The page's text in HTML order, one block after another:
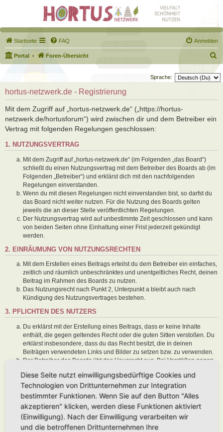
Startseite FAQ Anmelden
Portal Foren-Übersicht
u
c
Sprache:
hortus-netzwerk.de - Registrierung
Mit dem Zugriff auf „hortus-netzwerk.de“ („https://hortus-
netzwerk.de/hortusforum“) wird zwischen dir und dem Betreiber ein
Vertrag mit folgenden Regelungen geschlossen:
1. NUTZUNGSVERTRAG
Mit dem Zugriff auf „hortus-netzwerk.de“ (im Folgenden „das Board“)
schließt du einen Nutzungsvertrag mit dem Betreiber des Boards ab (im
Folgenden „Betreiber“) und erklärst dich mit den nachfolgenden
Regelungen einverstanden.
Wenn du mit diesen Regelungen nicht einverstanden bist, so darfst du
das Board nicht weiter nutzen. Für die Nutzung des Boards gelten
jeweils die an dieser Stelle veröffentlichten Regelungen.
Der Nutzungsvertrag wird auf unbestimmte Zeit geschlossen und kann
von beiden Seiten ohne Einhaltung einer Frist jederzeit gekündigt
werden.
2. EINRÄUMUNG VON NUTZUNGSRECHTEN
Mit dem Erstellen eines Beitrags erteilst du dem Betreiber ein einfaches,
zeitlich und räumlich unbeschränktes und unentgeltliches Recht, deinen
Beitrag im Rahmen des Boards zu nutzen.
Das Nutzungsrecht nach Punkt 2, Unterpunkt a bleibt auch nach
Kündigung des Nutzungsvertrages bestehen.
3. PFLICHTEN DES NUTZERS
Du erklärst mit der Erstellung eines Beitrags, dass er keine Inhalte
enthält, die gegen geltendes Recht oder die guten Sitten verstoßen. Du
erklärst insbesondere, dass du das Recht besitzt, die in deinen
Beiträgen verwendeten Links und Bilder zu setzen bzw. zu verwenden.
Der Betreiber des Boards übt das Hausrecht aus. Bei Verstößen gegen
Regeln kann der Betreiber dich nach Abmahnung zeitweise oder
dauerhaft von der Nutzung dieses Boards ausschließen und dir ein
Hausverbot erteilen.
Du nimmst zur Kenntnis, dass der Betreiber keine Verantwortung für die
Inhalte von Beiträgen übernimmt, die er nicht selbst erstellt hat oder die
er nicht zur Kenntnis genommen hat. Du gestattest dem Betreiber, dein
Benutzerkonto, Beiträge und Funktionen jederzeit zu löschen oder zu
Diese Seite nutzt einwilligungsbedürftige Cookies und
Technologien von Drittunternehmen zur Integration
bestimmter Funktionen. Wenn Sie auf den Button "Alles
akzeptieren" klicken, werden diese Funktionen aktiviert
(Einwilligung). Nach der Einwilligung verarbeiten wir
und die betroffenen Drittunternehmen Ihre